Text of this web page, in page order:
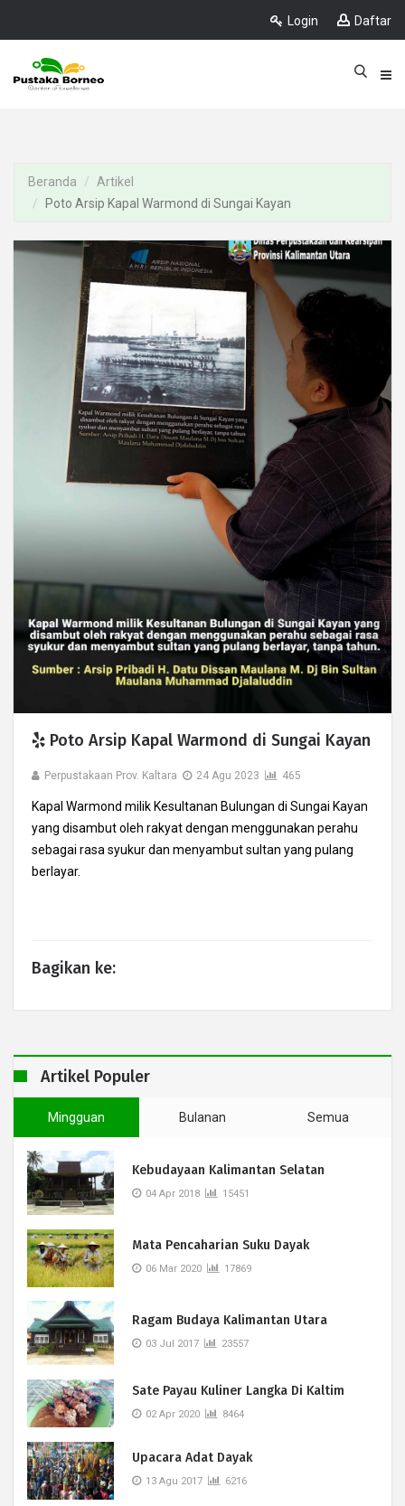
Login Daftar
Beranda
Artikel
Poto Arsip Kapal Warmond di Sungai Kayan
Poto Arsip Kapal Warmond di Sungai Kayan
Perpustakaan Prov. Kaltara 24 Agu 2023 465
Kapal Warmond milik Kesultanan Bulungan di Sungai Kayan
yang disambut oleh rakyat dengan menggunakan perahu
sebagai rasa syukur dan menyambut sultan yang pulang
berlayar.
Bagikan ke:
Artikel Populer
Mingguan Bulanan Semua
Kebudayaan Kalimantan Selatan
04 Apr 2018 15451
Mata Pencaharian Suku Dayak
06 Mar 2020 17869
Ragam Budaya Kalimantan Utara
03 Jul 2017 23557
Sate Payau Kuliner Langka Di Kaltim
02 Apr 2020 8464
Upacara Adat Dayak
13 Agu 2017 6216